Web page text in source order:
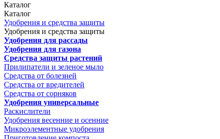
Каталог
Каталог
Удобрения и средства защиты
Удобрения и средства защиты
Удобрения для рассады
Удобрения для газона
Средства защиты растений
Прилипатели и зеленое мыло
Средства от болезней
Средства от вредителей
Средства от сорняков
Удобрения универсальные
Раскислители
Удобрения весенние и осенние
Микроэлементные удобрения